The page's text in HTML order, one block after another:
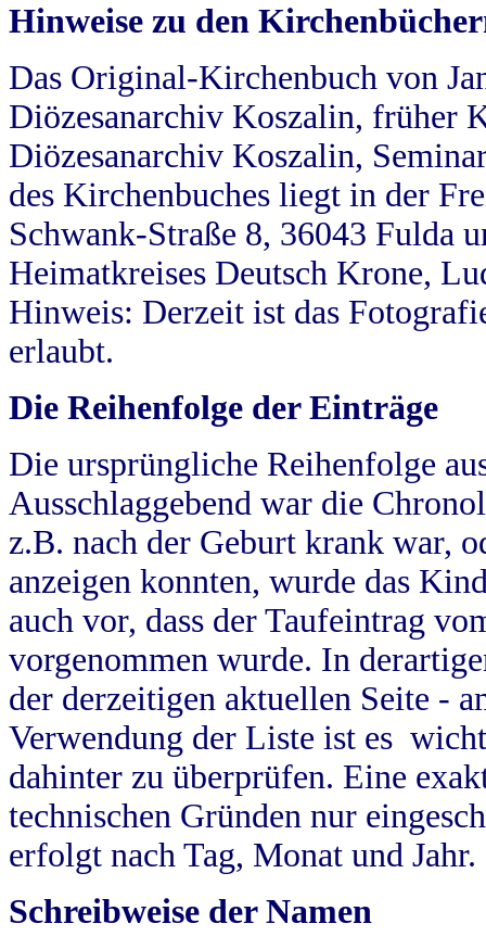
Hinweise zu den
Das Original-Kirchenbuch von
Diözesanarchiv Koszalin, früher
Diözesanarchiv Koszalin,
des Kirchenbuches liegt in der
Schwank-Straße 8, 36043 Fulda
Heimatkreises Deutsch Krone,
Hinweis: Derzeit ist das
erlaubt.
Die Reihenfolge der Einträge
Die ursprüngliche Reihenfolge
Ausschlaggebend war die
z.B. nach der Geburt krank war,
anzeigen konnten, wurde das
auch vor, dass der Taufeintrag
vorgenommen wurde. In
der derzeitigen aktuellen Seite -
Verwendung der Liste ist es
dahinter zu überprüfen. Eine
technischen Gründen nur
erfolgt nach Tag, Monat und Jahr.
Schreibweise der Namen